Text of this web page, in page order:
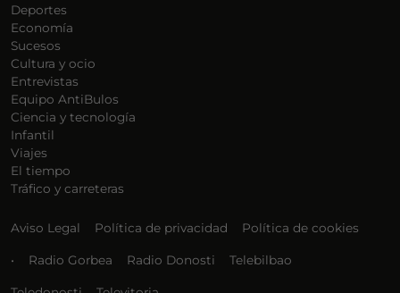
Deportes
Economía
Sucesos
Cultura y ocio
Entrevistas
Equipo AntiBulos
Ciencia y tecnología
Infantil
Viajes
El tiempo
Tráfico y carreteras
Aviso Legal Política de privacidad Política de cookies
• Radio Gorbea Radio Donosti Telebilbao